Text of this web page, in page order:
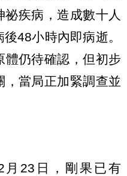
疾病，造成數十人
48小時內即病逝。
體仍待確認，但初步
，當局正加緊調查並
月23日，剛果已有